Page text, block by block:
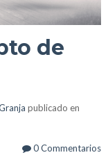
de
publicado en
0 Commentarios